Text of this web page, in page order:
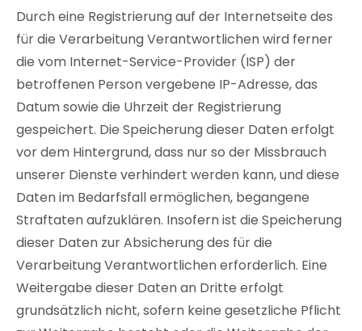
Durch eine Registrierung auf der Internetseite des
für die Verarbeitung Verantwortlichen wird ferner
die vom Internet-Service-Provider (ISP) der
betroffenen Person vergebene IP-Adresse, das
Datum sowie die Uhrzeit der Registrierung
gespeichert. Die Speicherung dieser Daten erfolgt
vor dem Hintergrund, dass nur so der Missbrauch
unserer Dienste verhindert werden kann, und diese
Daten im Bedarfsfall ermöglichen, begangene
Straftaten aufzuklären. Insofern ist die Speicherung
dieser Daten zur Absicherung des für die
Verarbeitung Verantwortlichen erforderlich. Eine
Weitergabe dieser Daten an Dritte erfolgt
grundsätzlich nicht, sofern keine gesetzliche Pflicht